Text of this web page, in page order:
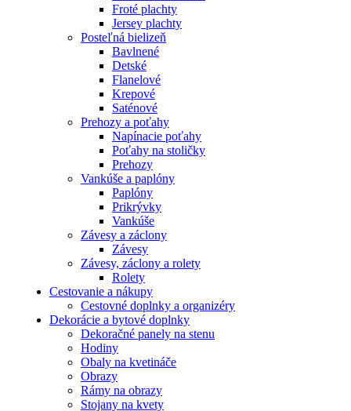
Froté plachty
Jersey plachty
Posteľná bielizeň
Bavlnené
Detské
Flanelové
Krepové
Saténové
Prehozy a poťahy
Napínacie poťahy
Poťahy na stoličky
Prehozy
Vankúše a paplóny
Paplóny
Prikrývky
Vankúše
Závesy a záclony
Závesy
Závesy, záclony a rolety
Rolety
Cestovanie a nákupy
Cestovné doplnky a organizéry
Dekorácie a bytové doplnky
Dekoračné panely na stenu
Hodiny
Obaly na kvetináče
Obrazy
Rámy na obrazy
Stojany na kvety